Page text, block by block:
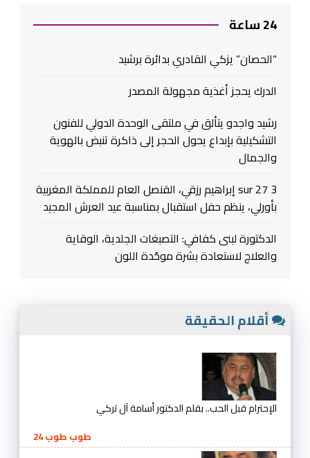
24 ساعة
“الحصان” يزكي القادري بدائرة برشيد
الدرك يحجز أغذية مجهولة المصدر
رشيد واجدو يتألق في ملتقى الوحدة الدولي للفنون
التشكيلية بإبداع يحول الحجر إلى ذاكرة تنبض بالهوية
والجمال
3 sur 27 إبراهيم رزقي، القنصل العام للمملكة المغربية
بأورلي، ينظم حفل استقبال بمناسبة عيد العرش المجيد
الدكتورة لبنى كفافي: التصبغات الجلدية، الوقاية
والعلاج لاستعادة بشرة موحّدة اللون
أقلام الحقيقة
الإحترام قبل الحب.. بقلم الدكتور أسامة آل تركي
طوب طوب 24